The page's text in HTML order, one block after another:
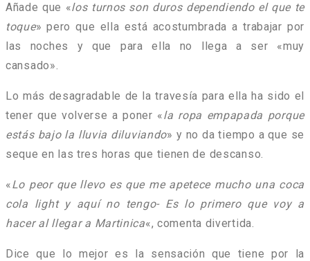
Añade que «los turnos son duros dependiendo el que te
toque» pero que ella está acostumbrada a trabajar por
las noches y que para ella no llega a ser «muy
cansado».
Lo más desagradable de la travesía para ella ha sido el
tener que volverse a poner «la ropa empapada porque
estás bajo la lluvia diluviando» y no da tiempo a que se
seque en las tres horas que tienen de descanso.
«Lo peor que llevo es que me apetece mucho una coca
cola light y aquí no tengo- Es lo primero que voy a
hacer al llegar a Martinica«, comenta divertida.
Dice que lo mejor es la sensación que tiene por la